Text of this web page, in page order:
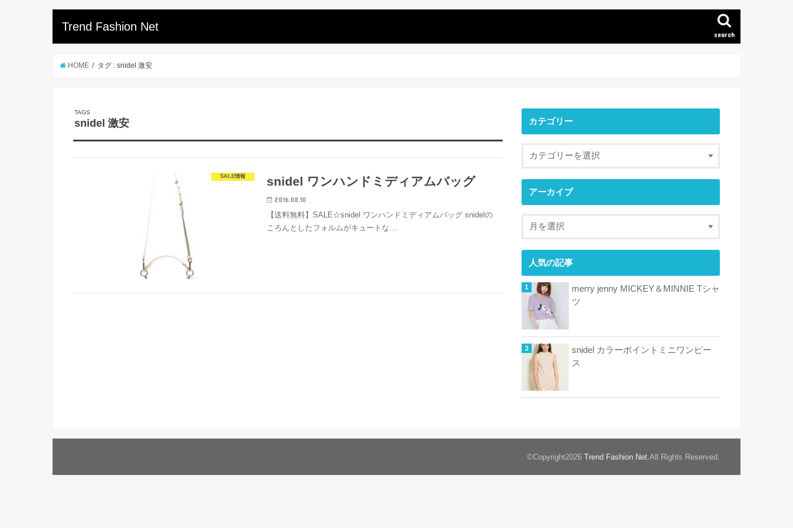
Trend Fashion Net
search
HOME タグ : snidel 激安
snidel 激安
SALE情報 snidel ワンハンドミディアムバッグ
2016.08.10
【送料無料】SALE☆snidel ワンハンドミディアムバッグ snidelの
ころんとしたフォルムがキュートな…
カテゴリー
アーカイブ
人気の記事
merry jenny MICKEY＆MINNIE Tシャ
ツ
snidel カラーポイントミニワンピー
ス
©Copyright2026 Trend Fashion Net.All Rights Reserved.